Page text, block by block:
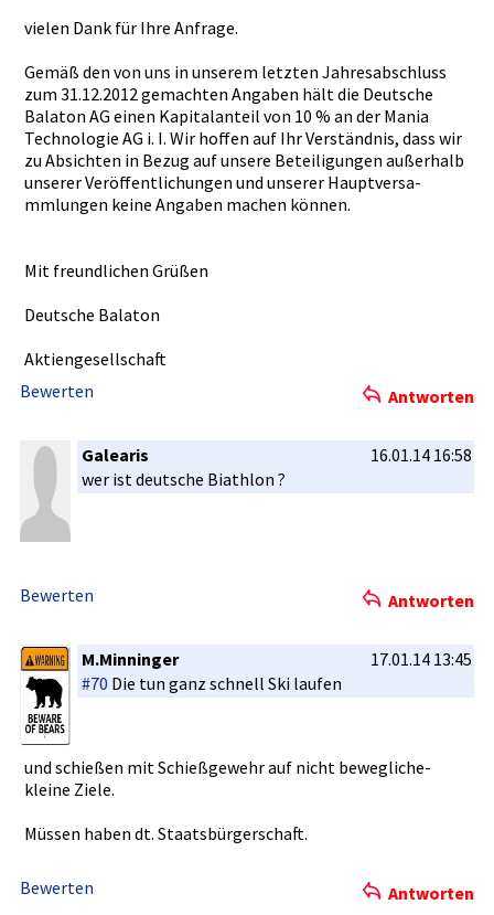
vielen Dank für Ihre Anfrage.
Gemäß den von uns in unserem letzten Jahresabsc­hluss
zum 31.12.2012­ gemachten Angaben hält die Deutsche
Balaton AG einen Kapitalant­eil von 10 % an der Mania
Technologi­e AG i. I. Wir hoffen auf Ihr Verständni­s, dass wir
zu Absichten in Bezug auf unsere Beteiligun­gen außerhalb
unserer Veröffentl­ichungen und unserer Hauptversa­
mmlungen keine Angaben machen können.
Mit freundlich­en Grüßen
Deutsche Balaton
Aktiengese­llschaft
Bewerten
Antworten
Galearis
16.01.14 16:58
wer ist deutsche Biathlon ?
Bewerten Antworten
M.Minninger
17.01.14 13:45
#70 Die tun ganz schnell Ski laufen
und schießen mit Schießgewe­hr auf nicht bewegliche­
kleine Ziele.
Müssen haben dt. Staatsbürg­erschaft.
Bewerten Antworten